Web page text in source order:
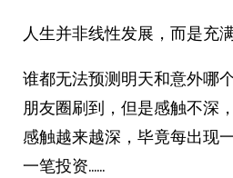
人生并非线性发展，而是充
谁都无法预测明天和意外哪
朋友圈刷到，但是感触不深
感触越来越深，毕竟每出现
一笔投资……